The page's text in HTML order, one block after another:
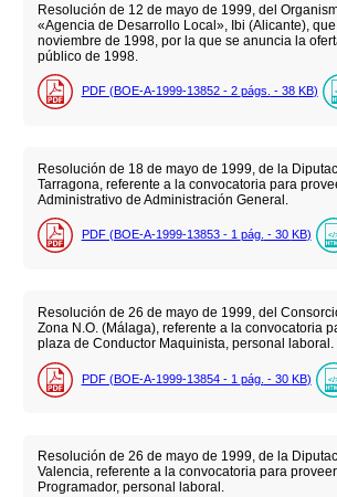
Resolución de 12 de mayo de 1999, del
«Agencia de Desarrollo Local», Ibi (Alicante),
noviembre de 1998, por la que se anuncia la
público de 1998.
PDF (BOE-A-1999-13852 - 2 págs. - 38 KB)
Resolución de 18 de mayo de 1999, de la
Tarragona, referente a la convocatoria para
Administrativo de Administración General.
PDF (BOE-A-1999-13853 - 1 pág. - 30 KB)
Resolución de 26 de mayo de 1999, del
Zona N.O. (Málaga), referente a la convocatoria
plaza de Conductor Maquinista, personal laboral.
PDF (BOE-A-1999-13854 - 1 pág. - 30 KB)
Resolución de 26 de mayo de 1999, de la
Valencia, referente a la convocatoria para
Programador, personal laboral.